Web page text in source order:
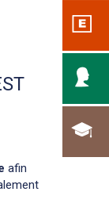
afin